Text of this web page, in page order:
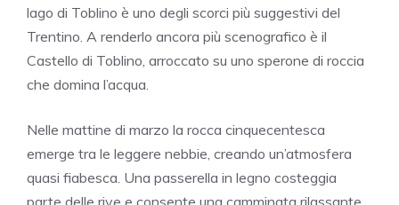
lago di Toblino è uno degli scorci più suggestivi del
Trentino. A renderlo ancora più scenografico è il
Castello di Toblino , arroccato su uno sperone di roccia
che domina l’acqua.
Nelle mattine di marzo la rocca cinquecentesca
emerge tra le leggere nebbie, creando un’atmosfera
quasi fiabesca. Una passerella in legno costeggia
parte delle rive e consente una camminata rilassante